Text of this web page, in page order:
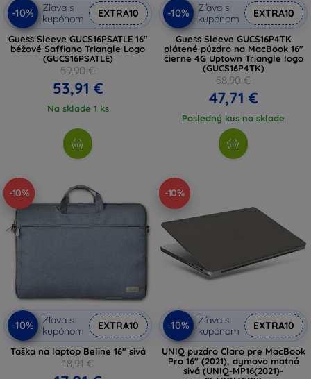
-10%
Zľava s
kupónom
EXTRA10
Guess Sleeve GUCS16PSATLE 16"
béžové Saffiano Triangle Logo
(GUCS16PSATLE)
59,90 €
53,91 €
Na sklade 1 ks
-10%
Zľava s
kupónom
EXTRA10
Guess Sleeve GUCS16P4TK
plátené púzdro na MacBook 16"
čierne 4G Uptown Triangle logo
(GUCS16P4TK)
58,90 €
47,71 €
Posledný kus na sklade
-10%
-10%
Zľava s
kupónom
EXTRA10
Taška na laptop Beline 16" sivá
18,91 €
-10%
-10%
Zľava s
kupónom
EXTRA10
UNIQ puzdro Claro pre MacBook
Pro 16" (2021), dymovo matná
sivá (UNIQ-MP16(2021)-